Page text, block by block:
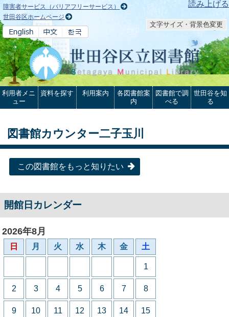
本文へ 読み上げる
障害者サービス（バリアフリーサービス）
世田谷区ホームページ
文字サイズ・背景色変更
利用者メニ
ュー
資料を探す 利用案内
各図書館案
内
図書館で調
べる
世田谷を知
る
図書館カウンター二子玉川
この図書館をもっと知りたい
開館日カレンダー
2026年8月
日 月 火 水 木 金 土
1
2 3 4 5 6 7 8
9 10 11 12 13 14 15